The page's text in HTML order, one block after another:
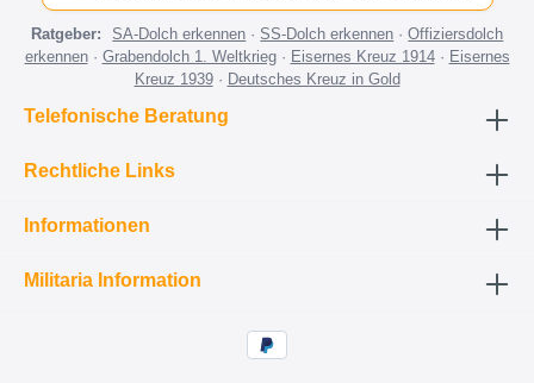
Ratgeber: SA-Dolch erkennen ·SS-Dolch erkennen ·Offiziersdolch
erkennen· Grabendolch 1. Weltkrieg· Eisernes Kreuz 1914· Eisernes
Kreuz 1939· Deutsches Kreuz in Gold
Telefonische Beratung
Rechtliche Links
Informationen
Militaria Information